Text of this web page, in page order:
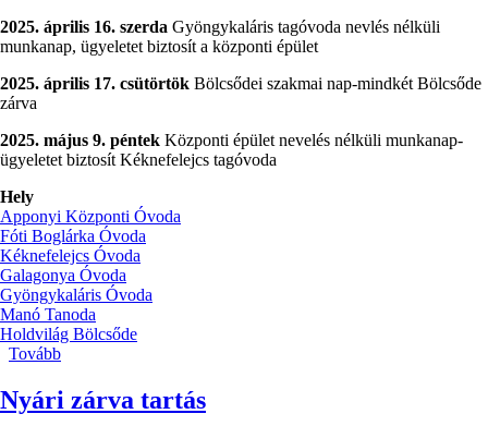
2025. április 16. szerda Gyöngykaláris tagóvoda nevlés nélküli
munkanap, ügyeletet biztosít a központi épület
2025. április 17. csütörtök Bölcsődei szakmai nap-mindkét Bölcsőde
zárva
2025. május 9. péntek Központi épület nevelés nélküli munkanap-
ügyeletet biztosít Kéknefelejcs tagóvoda
Hely
Apponyi Központi Óvoda
Fóti Boglárka Óvoda
Kéknefelejcs Óvoda
Galagonya Óvoda
Gyöngykaláris Óvoda
Manó Tanoda
Holdvilág Bölcsőde
Tovább
munkanapok
2025.)
Nyári zárva tartás